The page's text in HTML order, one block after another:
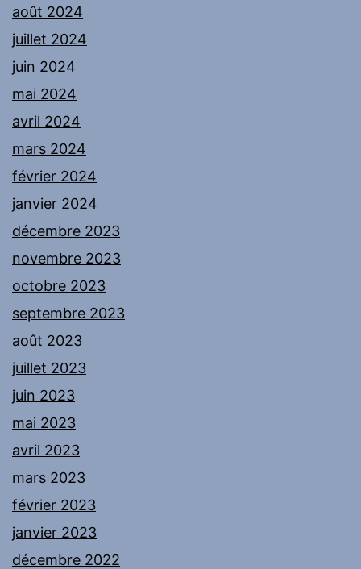
août 2024
juillet 2024
juin 2024
mai 2024
avril 2024
mars 2024
février 2024
janvier 2024
décembre 2023
novembre 2023
octobre 2023
septembre 2023
août 2023
juillet 2023
juin 2023
mai 2023
avril 2023
mars 2023
février 2023
janvier 2023
décembre 2022